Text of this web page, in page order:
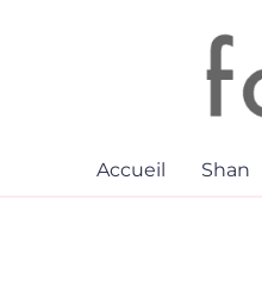
Accueil Shan